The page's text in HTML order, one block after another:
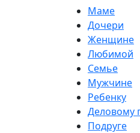
Маме
Дочери
Женщине
Любимой
Семье
Мужчине
Ребенку
Деловому
Подруге